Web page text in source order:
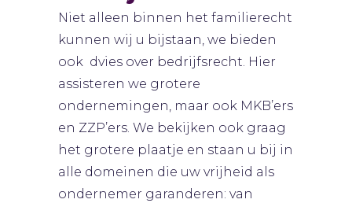
Niet alleen binnen het familierecht
kunnen wij u bijstaan, we bieden
ook dvies over bedrijfsrecht. Hier
assisteren we grotere
ondernemingen, maar ook MKB’ers
en ZZP’ers. We bekijken ook graag
het grotere plaatje en staan u bij in
alle domeinen die uw vrijheid als
ondernemer garanderen: van